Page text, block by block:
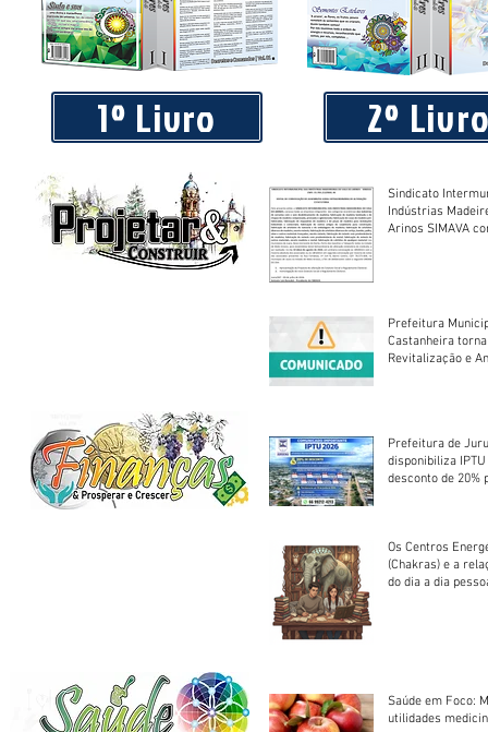
Piá Lava Jato, de Juara, torna público que requereu
Instalação e Operação
1º Livro 2º
Sindicato
Indústrias
Arinos SIMAVA convoca à
Prefeitura
Castanheira
Revitalização e
Prefeitura de
disponibiliza
desconto de 20%
Os Centros
(Chakras) e a
do dia a dia
Saúde em Foco:
utilidades